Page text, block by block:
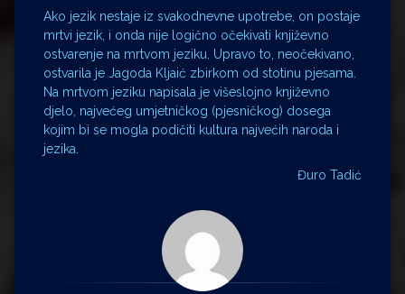
Ako jezik nestaje iz svakodnevne upotrebe, on postaje
mrtvi jezik, i onda nije logično očekivati književno
ostvarenje na mrtvom jeziku. Upravo to, neočekivano,
ostvarila je Jagoda Kljaić zbirkom od stotinu pjesama.
Na mrtvom jeziku napisala je višeslojno književno
djelo, najvećeg umjetničkog (pjesničkog) dosega
kojim bi se mogla podičiti kultura najvećih naroda i
jezika.
Đuro Tadić